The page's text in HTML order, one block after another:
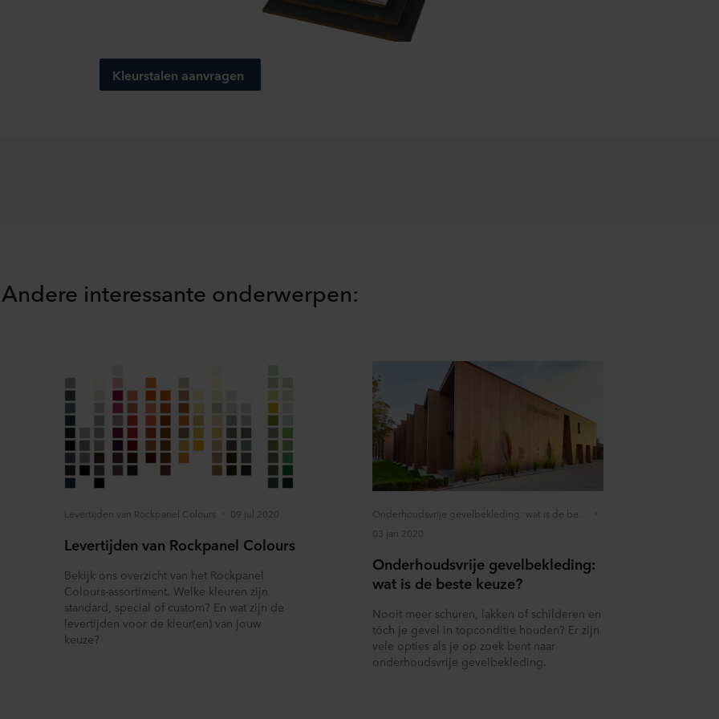
moment intrekken of wijzigen door op het cookie-icoontje onderaan de website te klikken.
kunt u meer lezen in de rubriek ‘Over ons’, en over de verwerking van persoonsgegevens
. Daarin staat ook welk specifiek ROCKWOOL-bedrijf de verwerkingsverantwoordelijke is
Kleurstalen aanvragen
Andere interessante onderwerpen:
Levertijden van Rockpanel Colours 09 jul 2020
Levertijden van Rockpanel Colours
Bekijk ons overzicht van het Rockpanel
Colours-assortiment. Welke kleuren zijn
standard, special of custom? En wat zijn de
levertijden voor de kleur(en) van jouw
keuze?
03 jan 2020
Onderhoudsvrije gevelbekleding:
wat is de beste keuze?
Nooit meer schuren, lakken of schilderen en
tóch je gevel in topconditie houden? Er zijn
vele opties als je op zoek bent naar
onderhoudsvrije gevelbekleding.